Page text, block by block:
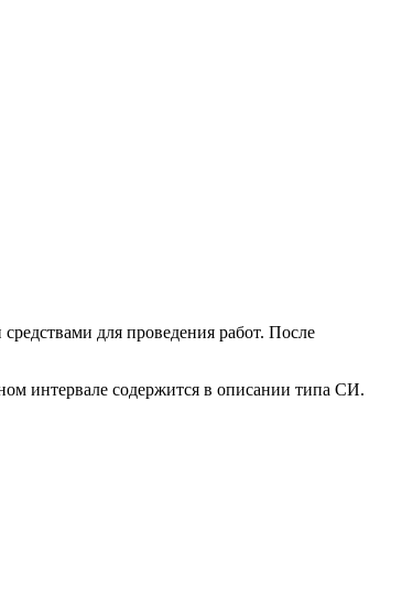
для проведения работ. После
интервале содержится в описании типа СИ.